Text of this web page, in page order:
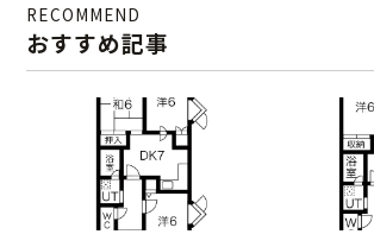
ロケーション
RECOMMEND
おすすめ記事